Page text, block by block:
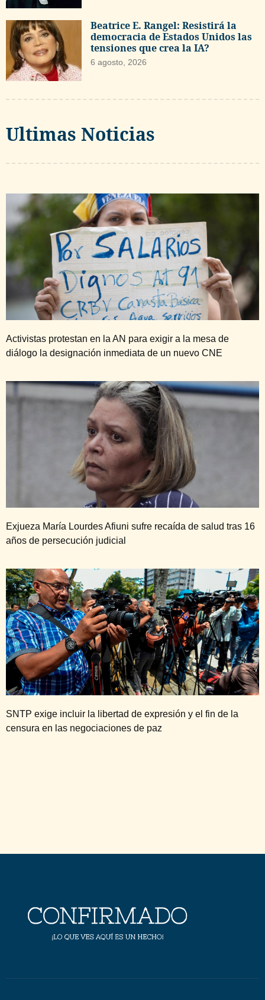
Beatrice E. Rangel: Resistirá la
democracia de Estados Unidos las
tensiones que crea la IA?
6 agosto, 2026
Ultimas Noticias
Activistas protestan en la AN para exigir a la mesa de
diálogo la designación inmediata de un nuevo CNE
Exjueza María Lourdes Afiuni sufre recaída de salud tras 16
años de persecución judicial
SNTP exige incluir la libertad de expresión y el fin de la
censura en las negociaciones de paz